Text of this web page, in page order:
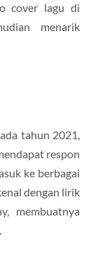
cover lagu di
menarik
tahun 2021,
respon
ke berbagai
dengan lirik
membuatnya